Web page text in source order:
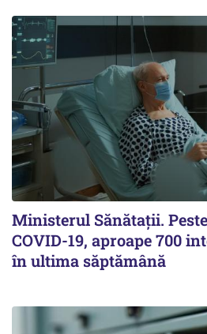
Ministerul Sănătații.
COVID-19, aproape 700
în ultima săptămână